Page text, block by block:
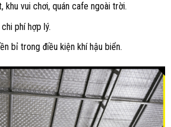
khu vui chơi, quán cafe ngoài trời.
phí hợp lý.
bỉ trong điều kiện khí hậu biển.